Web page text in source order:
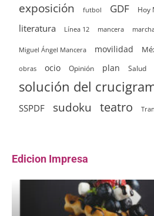
exposición futbol GDF Hoy
literatura Línea 12 mancera
Miguel Ángel Mancera movilidad
obras ocio Opinión plan Salud
solución del
SSPDF sudoku teatro
Edicion Impresa